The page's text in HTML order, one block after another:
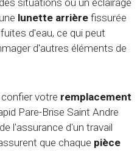
situations où un éclairage
lunette arrière fissurée
d'eau, ce qui peut
d'autres éléments de
votre remplacement
Pare-Brise Saint Andre
l'assurance d'un travail
que chaque pièce